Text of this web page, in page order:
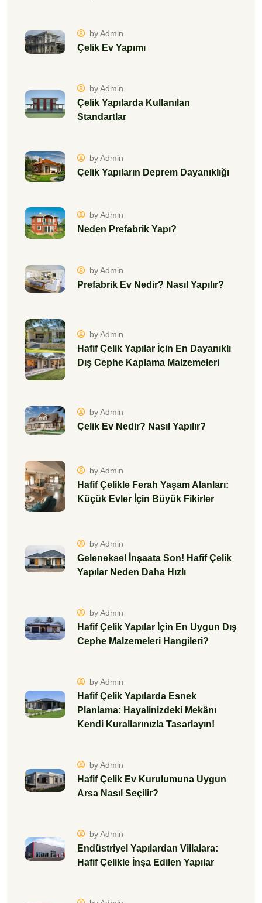
by Admin
Çelik Ev Yapımı
by Admin
Çelik Yapılarda Kullanılan
Standartlar
by Admin
Çelik Yapıların Deprem Dayanıklığı
by Admin
Neden Prefabrik Yapı?
by Admin
Prefabrik Ev Nedir? Nasıl Yapılır?
by Admin
Hafif Çelik Yapılar İçin En Dayanıklı
Dış Cephe Kaplama Malzemeleri
by Admin
Çelik Ev Nedir? Nasıl Yapılır?
by Admin
Hafif Çelikle Ferah Yaşam Alanları:
Küçük Evler İçin Büyük Fikirler
by Admin
Geleneksel İnşaata Son! Hafif Çelik
Yapılar Neden Daha Hızlı
by Admin
Hafif Çelik Yapılar İçin En Uygun Dış
Cephe Malzemeleri Hangileri?
by Admin
Hafif Çelik Yapılarda Esnek
Planlama: Hayalinizdeki Mekânı
Kendi Kurallarınızla Tasarlayın!
by Admin
Hafif Çelik Ev Kurulumuna Uygun
Arsa Nasıl Seçilir?
by Admin
Endüstriyel Yapılardan Villalara:
Hafif Çelikle İnşa Edilen Yapılar